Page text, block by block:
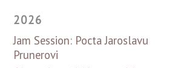
2026
Jam Session: Pocta Jaroslavu
Prunerovi